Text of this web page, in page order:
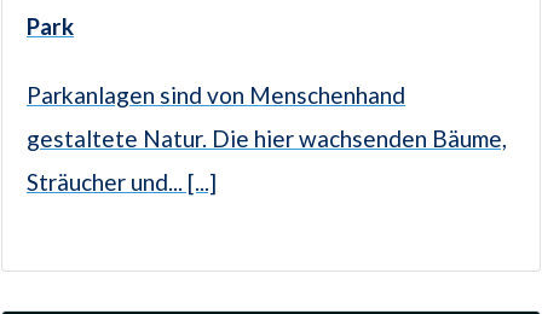
Park
Parkanlagen sind von Menschenhand
gestaltete Natur. Die hier wachsenden Bäume,
Sträucher und... [...]